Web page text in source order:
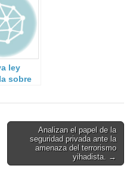
en
física”
ley
sobre
noche
Analizan el papel de la
seguridad privada ante la
amenaza del terrorismo
yihadista. →